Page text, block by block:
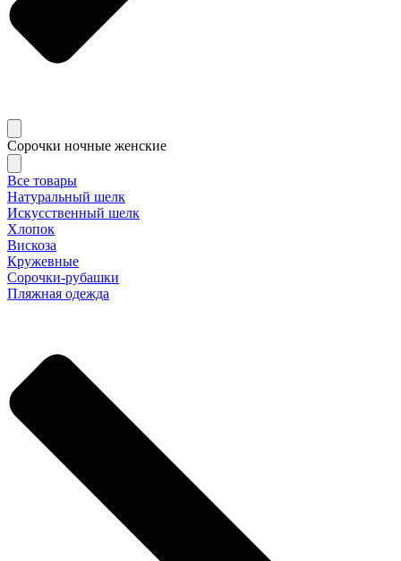
Сорочки ночные женские
Все товары
Натуральный шелк
Искусственный шелк
Хлопок
Вискоза
Кружевные
Сорочки-рубашки
Пляжная одежда